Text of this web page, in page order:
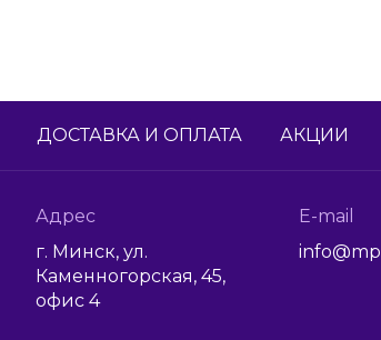
ДОСТАВКА И ОПЛАТА АКЦИИ
Адрес
г. Минск, ул.
Каменногорская, 45,
офис 4
E-mail